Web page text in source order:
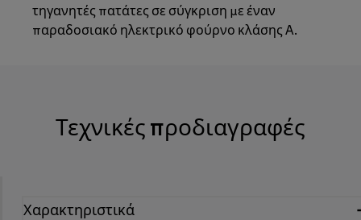
τηγανητές πατάτες σε σύγκριση με έναν
παραδοσιακό ηλεκτρικό φούρνο κλάσης A.
Τεχνικές προδιαγραφές
Χαρακτηριστικά